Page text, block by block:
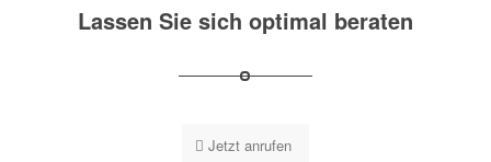
Lassen Sie sich optimal beraten
Jetzt anrufen